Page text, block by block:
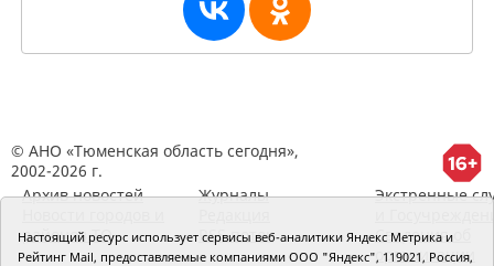
© АНО «Тюменская область сегодня»,
2002-2026 г.
Архив новостей
районов ТО
Журналы
RSS поток
Экстренные
Сведения об
организации
Настоящий ресурс использует сервисы веб-аналитики Яндекс Метрика и
Рейтинг Mail, предоставляемые компаниями ООО "Яндекс", 119021, Россия,